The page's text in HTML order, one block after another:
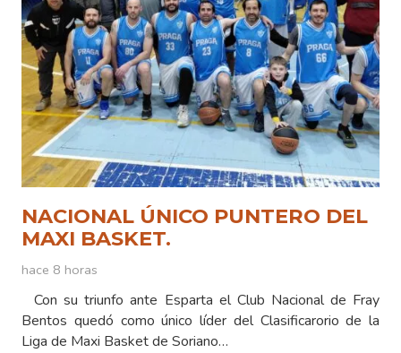
NACIONAL ÚNICO PUNTERO DEL
MAXI BASKET.
hace 8 horas
Con su triunfo ante Esparta el Club Nacional de Fray
Bentos quedó como único líder del Clasificarorio de la
Liga de Maxi Basket de Soriano…